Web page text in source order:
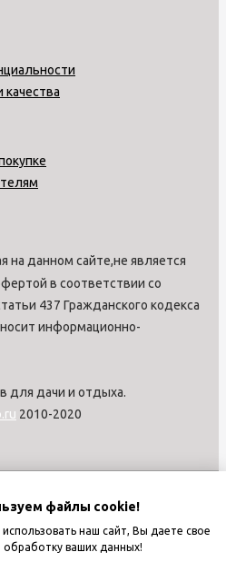
файлы cookie!
наш сайт, Вы даете свое
обработку ваших данных!
данном сайте,не является
в соответствии со
437 Гражданского кодекса
информационно-
для дачи и отдыха.
2010-2020